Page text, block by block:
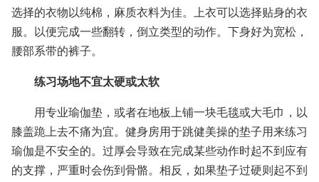
选择的衣物以纯棉，麻质衣料为佳。上衣可以选择贴身的衣
服。以便完成一些翻转，倒立类型的动作。下身好为宽松，
腰部系带的裤子。
练习场地不宜太硬或太软
用专业瑜伽垫，或者在地板上铺一块毛毯或大毛巾，以
膝盖跪上去不痛为宜。健身房用于跳健美操的垫子用来练习
瑜伽是不安全的。过厚会导致在完成某些动作时起不到应有
的支撑，严重时会伤到骨骼。相反，如果垫子过硬则起不到